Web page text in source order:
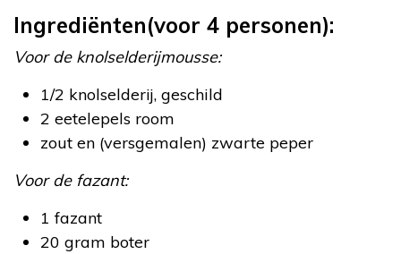
Ingrediënten(voor 4 personen):
Voor de knolselderijmousse:
1/2 knolselderij, geschild
2 eetelepels room
zout en (versgemalen) zwarte peper
Voor de fazant:
1 fazant
20 gram boter